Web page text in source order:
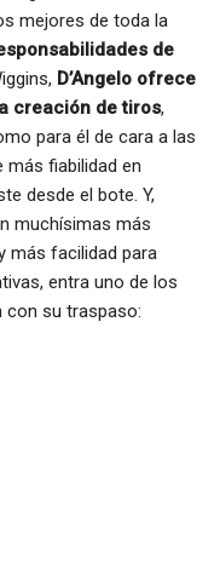
mejores de toda la
de
D’Angelo ofrece
creación de tiros,
para él de cara a las
más fiabilidad en
desde el bote. Y,
muchísimas más
más facilidad para
entra uno de los
con su traspaso: